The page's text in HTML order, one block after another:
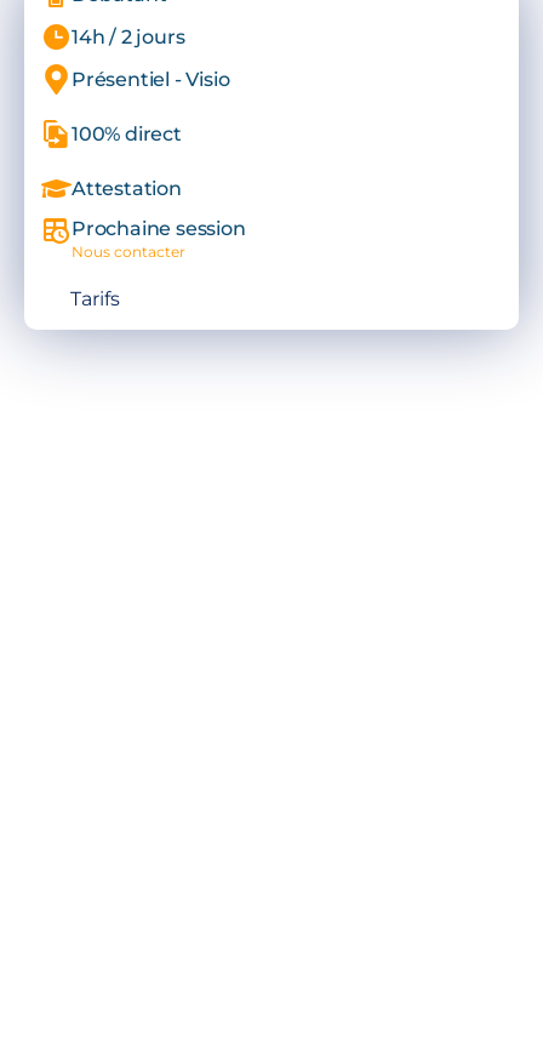
14h / 2 jours
Présentiel - Visio
100% direct
Attestation
Prochaine session
Nous contacter
Tarifs